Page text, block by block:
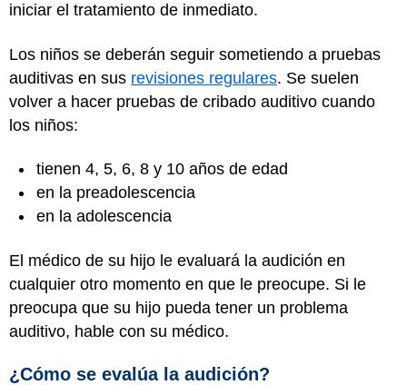
iniciar el tratamiento de inmediato.
Los niños se deberán seguir sometiendo a pruebas
auditivas en sus revisiones regulares. Se suelen
volver a hacer pruebas de cribado auditivo cuando
los niños:
tienen 4, 5, 6, 8 y 10 años de edad
en la preadolescencia
en la adolescencia
El médico de su hijo le evaluará la audición en
cualquier otro momento en que le preocupe. Si le
preocupa que su hijo pueda tener un problema
auditivo, hable con su médico.
¿Cómo se evalúa la audición?